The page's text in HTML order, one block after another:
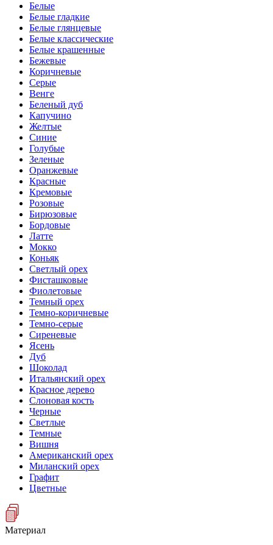
Белые
Белые гладкие
Белые глянцевые
Белые классические
Белые крашенные
Бежевые
Коричневые
Серые
Венге
Беленый дуб
Капучино
Желтые
Синие
Голубые
Зеленые
Оранжевые
Красные
Кремовые
Розовые
Бирюзовые
Бордовые
Латте
Мокко
Коньяк
Светлый орех
Фисташковые
Фиолетовые
Темный орех
Темно-коричневые
Темно-серые
Сиреневые
Ясень
Дуб
Шоколад
Итальянский орех
Красное дерево
Слоновая кость
Черные
Светлые
Темные
Вишня
Американский орех
Миланский орех
Графит
Цветные
Материал